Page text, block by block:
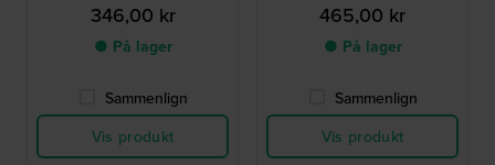
346,00 kr
● På lager
Sammenlign
Vis produkt
465,00 kr
● På lager
Sammenlign
Vis produkt